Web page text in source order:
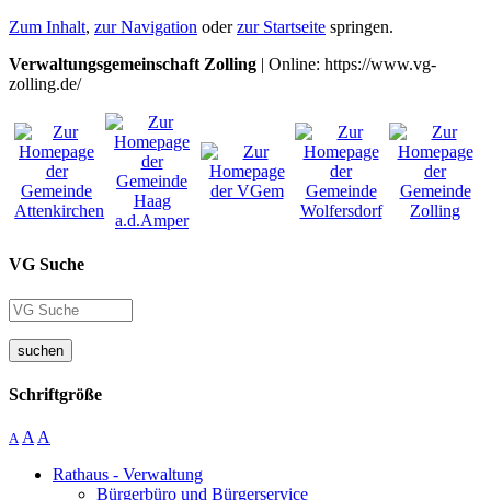
Zum Inhalt, zur Navigation oderzur Startseite springen.
Verwaltungsgemeinschaft Zolling | Online: https://www.vg-
zolling.de/
VG Suche
suchen
Schriftgröße
A A A
Rathaus - Verwaltung
Bürgerbüro und Bürgerservice